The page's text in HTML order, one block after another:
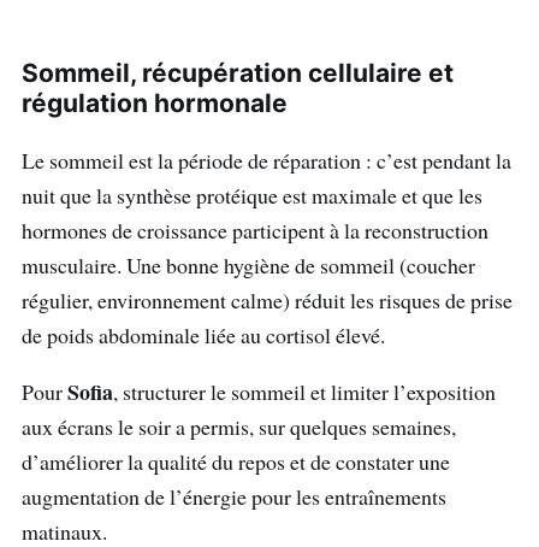
Sommeil, récupération cellulaire et
régulation hormonale
Le sommeil est la période de réparation : c’est pendant la
nuit que la synthèse protéique est maximale et que les
hormones de croissance participent à la reconstruction
musculaire. Une bonne hygiène de sommeil (coucher
régulier, environnement calme) réduit les risques de prise
de poids abdominale liée au cortisol élevé.
PourSofia, structurer le sommeil et limiter l’exposition
aux écrans le soir a permis, sur quelques semaines,
d’améliorer la qualité du repos et de constater une
augmentation de l’énergie pour les entraînements
matinaux.